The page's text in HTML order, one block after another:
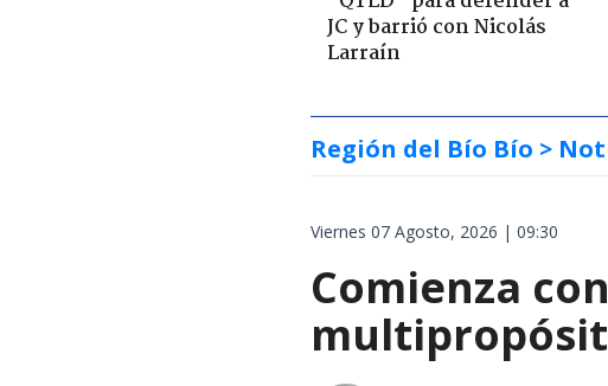
JC y barrió con Nicolás
Larraín
Región del Bío Bío >
Viernes 07 Agosto, 2026 | 09:30
Comienza